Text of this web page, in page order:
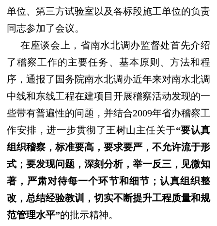
单位、第三方试验室以及各标段施工单位的负责
同志参加了会议。
在座谈会上， 省南水北调办监督处首先介绍
了稽察工作的主要任务、基本原则、方法和程
序，通报了国务院南水北调办近年来对南水北调
中线和东线工程在建项目开展稽察活动发现的一
些带有普遍性的问题 ，并结合2009年省办稽察工
作安排，进一步贯彻了王树山主任关于“要认真
组织稽察，标准要高，要求要严，不允许流于形
式；要发现问题，深刻分析，举一反三，见微知
著，严肃对待每一个环节和细节；认真组织整
改，总结经验教训，切实不断提升工程质量和规
范管理水平”的批示精神。